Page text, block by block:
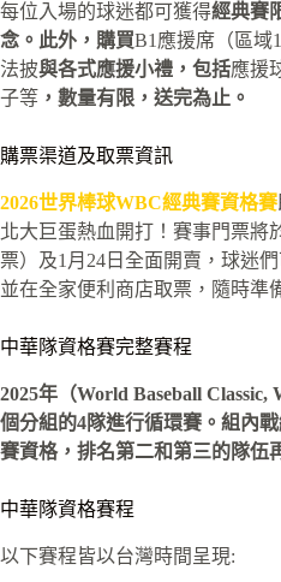
每位入場的球迷都可獲得經典賽
念。此外，購買B1應援席（區域
法披與各式應援小禮，包括應援
子等 ，數量有限，送完為止。
購票渠道及取票資訊
2026世界棒球WBC經典賽資格賽
北大巨蛋熱血開打！賽事門票將
票）及1月24日全面開賣，球迷
並在全家便利商店取票，隨時準
中華隊資格賽完整賽程
2025年（World Baseball
個分組的4隊進行循環賽。組內
賽資格，排名第二和第三的隊伍
中華隊資格賽程
以下賽程皆以台灣時間呈現: